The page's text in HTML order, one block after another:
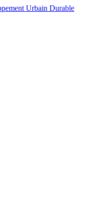
Urbain Durable